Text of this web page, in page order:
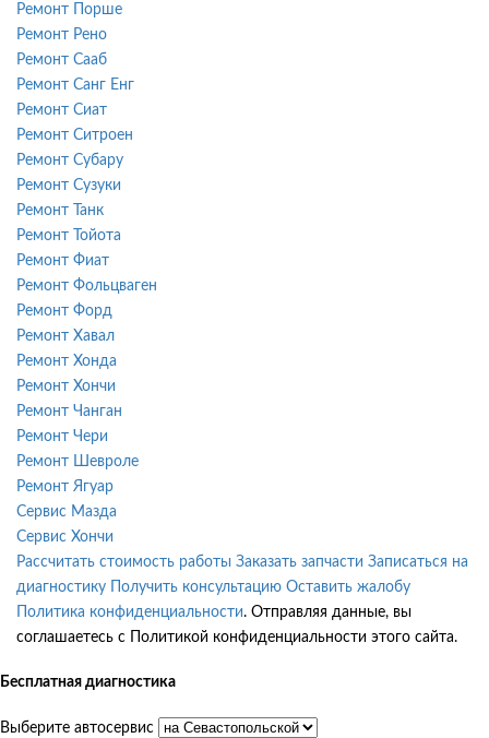
Ремонт Порше
Ремонт Рено
Ремонт Сааб
Ремонт Санг Енг
Ремонт Сиат
Ремонт Ситроен
Ремонт Субару
Ремонт Сузуки
Ремонт Танк
Ремонт Тойота
Ремонт Фиат
Ремонт Фольцваген
Ремонт Форд
Ремонт Хавал
Ремонт Хонда
Ремонт Хончи
Ремонт Чанган
Ремонт Чери
Ремонт Шевроле
Ремонт Ягуар
Сервис Мазда
Сервис Хончи
Рассчитать стоимость работы Заказать запчасти Записаться на
диагностику
Получить консультацию Оставить жалобу
Политика конфиденциальности. Отправляя данные, вы
соглашаетесь с Политикой конфиденциальности этого сайта.
Бесплатная диагностика
Выберите автосервис